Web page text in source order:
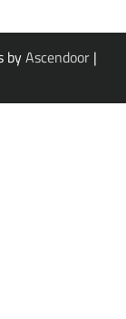
byAscendoor |